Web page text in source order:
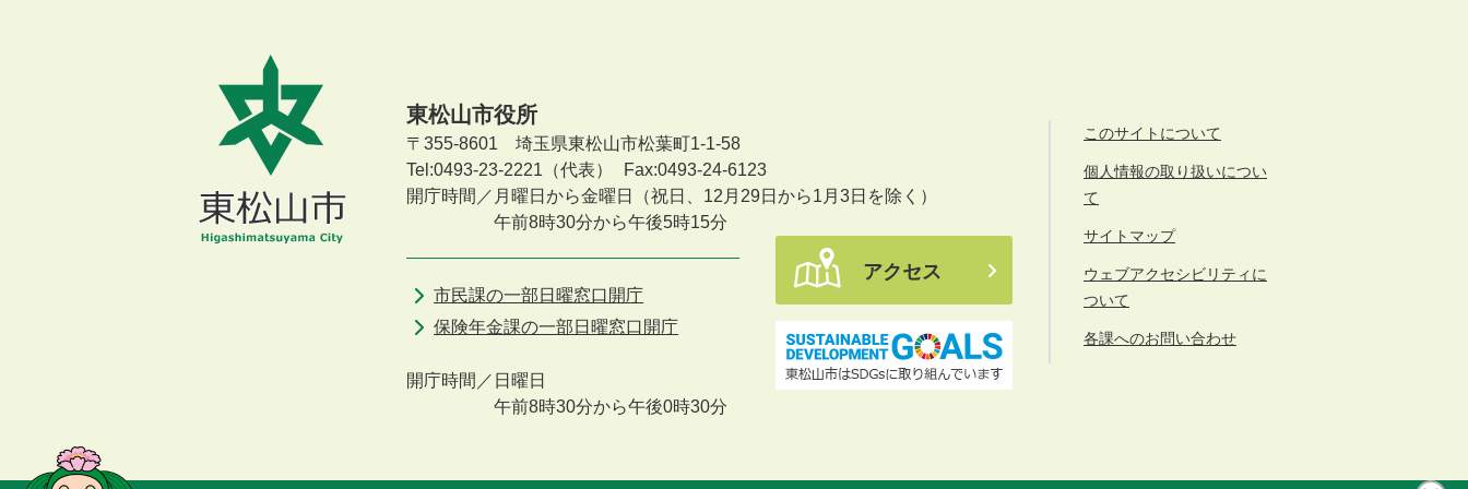
東松山市役所
〒355-8601 埼玉県東松山市松葉町1-1-58
Tel:0493-23-2221（代表）
Fax:0493-24-6123
開庁時間／月曜日から金曜日
（祝日、12月29日から1月3日を除く）
午前8時30分から午後5時15分
市民課の一部日曜窓口開庁
保険年金課の一部日曜窓口開庁
開庁時間／ 日曜日
午前8時30分から午後0時30分
アクセス
このサイトについて
個人情報の取り扱いについ
て
サイトマップ
ウェブアクセシビリティに
ついて
各課へのお問い合わせ